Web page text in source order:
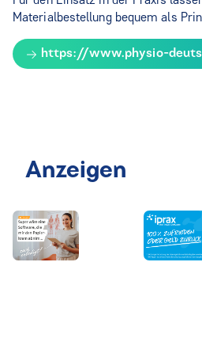
Materialbestellung bequem als
https://www.physio-
Anzeigen